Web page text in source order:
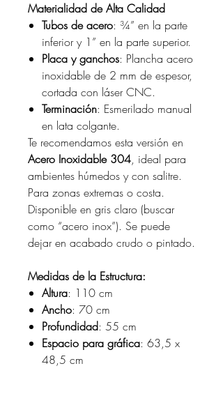
Materialidad de Alta Calidad
Tubos de acero: ¾” en la parte
inferior y 1” en la parte superior.
Placa y ganchos: Plancha acero
inoxidable de 2 mm de espesor,
cortada con láser CNC.
Terminación: Esmerilado manual
en lata colgante.
Te recomendamos esta versión en
Acero Inoxidable 304, ideal para
ambientes húmedos y con salitre.
Para zonas extremas o costa.
Disponible en gris claro (buscar
como “acero inox”). Se puede
dejar en acabado crudo o pintado.
Medidas de la Estructura:
Altura: 110 cm
Ancho: 70 cm
Profundidad: 55 cm
Espacio para gráfica: 63,5 x
48,5 cm